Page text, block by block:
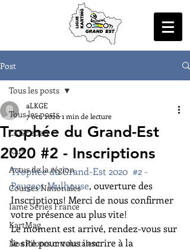
Post
Tous les posts
LKGE2020
Kart
Actus de la région
Courses Nationales
Iame Series France
KartMag
Nos Pilotes ont du talent
Tous les posts
Trophée du Grand-Est
2020 #2 - Inscriptions
aLKGE
7 oct. 20201 min de lecture
Trophée du Grand-Est 2020  #2 -
Peugeot Mulhouse, ouverture des
Inscriptions! Merci de nous confirmer
votre présence au plus vite!
Le moment est arrivé, rendez-vous sur
le site pour vous inscrire à la